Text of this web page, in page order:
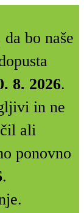
bo naše
8. 2026.
in ne
ali
ponovno
.